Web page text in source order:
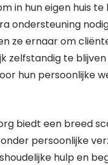
in hun eigen huis te
ondersteuning
ze ernaar om
zelfstandig te
hun persoonlijke
biedt een breed
persoonlijke
hulp en